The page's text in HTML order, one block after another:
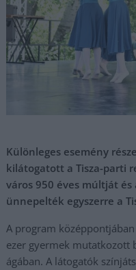
Különleges esemény
kilátogatott a Tisza-parti
város 950 éves múltját
ünnepelték egyszerre a
A program
ezer gyermek mutatkozott
ágában. A látogatók